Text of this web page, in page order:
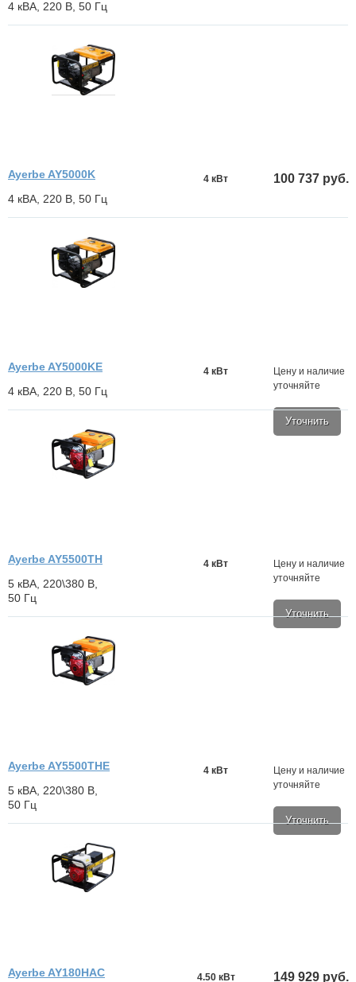
4 кВА, 220 В, 50 Гц
Ayerbe AY5000K
4 кВА, 220 В, 50 Гц
100 737 руб.
4 кВт
Ayerbe AY5000KE
4 кВА, 220 В, 50 Гц
Цену и наличие
уточняйте
Уточнить
4 кВт
Ayerbe AY5500TH
5 кВА, 220\380 В,
50 Гц
Цену и наличие
уточняйте
Уточнить
4 кВт
Ayerbe AY5500THE
5 кВА, 220\380 В,
50 Гц
Цену и наличие
уточняйте
Уточнить
4 кВт
Ayerbe AY180HAC
149 929 руб.
4.50 кВт